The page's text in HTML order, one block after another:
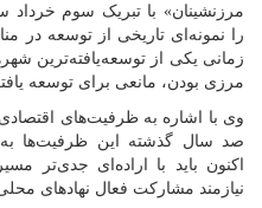
مرزنشینان» با تبریک سوم خرداد
را نمونه‌ای تاریخی از توسعه
زمانی یکی از توسعه‌یافته‌ترین
مرزی بودن، مانعی برای توسعه
وی با اشاره به ظرفیت‌های
صد سال گذشته این ظرفیت‌ها به
اکنون باید با اراده‌ای جدی‌تر
نیازمند مشارکت فعال نهادهای